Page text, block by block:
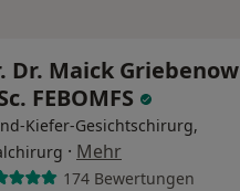
Dr. Maick Griebenow
FEBOMFS
Kiefer-Gesichtschirurg,
· Mehr
174 Bewertungen